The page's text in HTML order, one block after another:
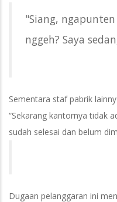
"Siang,
nggeh? Saya
Sementara staf pabrik
“Sekarang kantornya tidak
sudah selesai dan belum
Dugaan pelanggaran ini